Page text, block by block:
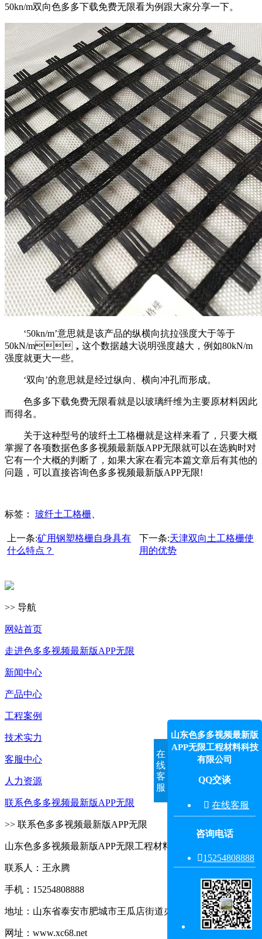
50kn/m双向色多多下载免费无限看为例跟大家分享一下。
‘50kn/m’意思就是该产品的纵横向抗拉强度大于等于
50kN/m，这个数据越大说明强度越大，例如80kN/m
强度就更大一些。
‘双向’的意思就是经过纵向、横向冲孔而形成。
色多多下载免费无限看就是以玻璃纤维为主要原材料因此
而得名。
关于这种型号的玻纤土工格栅就是这样来看了，只要大概
掌握了各项数据色多多视频最新版APP无限就可以在选购时对
它有一个大概的判断了，如果大家在看完本篇文章后有其他的
问题，可以直接咨询色多多视频最新版APP无限!
标签： 玻纤土工格栅
上一条:矿用钢塑格栅自身具有
什么特点？
下一条:天津双向土工格栅使
用的优势
>> 导航
网站首页
走进色多多视频最新版APP无限
新闻中心
产品中心
工程案例
技术实力
客服中心
人力资源
联系色多多视频最新版APP无限
>> 联系色多多视频最新版APP无限
山东色多多视频最新版APP无限工程材料科技有限公司
联系人：王永腾
手机：15254808888
地址：山东省泰安市肥城市王瓜店街道办事处王东村东
网址：www.xc68.net
在
线
客
服
山东色多多视频最新版
APP无限工程材料科技
有限公司
QQ交谈
 在线客服
咨询电话
15254808888‬